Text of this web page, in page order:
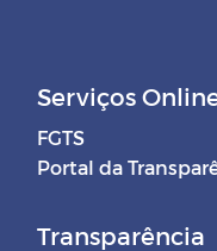
Serviços
FGTS
Portal da
Transparência